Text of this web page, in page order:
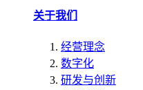
关于我们
经营理念
数字化
研发与创新